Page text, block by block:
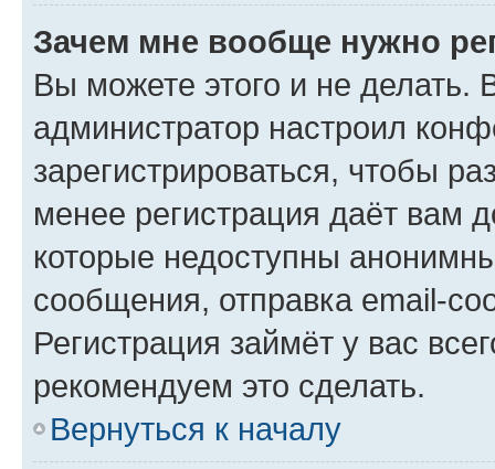
Зачем мне вообще нужно
Вы можете этого и не делать.
администратор настроил
зарегистрироваться, чтобы
менее регистрация даёт вам
которые недоступны
сообщения, отправка email-
Регистрация займёт у вас
рекомендуем это сделать.
Вернуться к началу